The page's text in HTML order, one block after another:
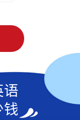
语
钱